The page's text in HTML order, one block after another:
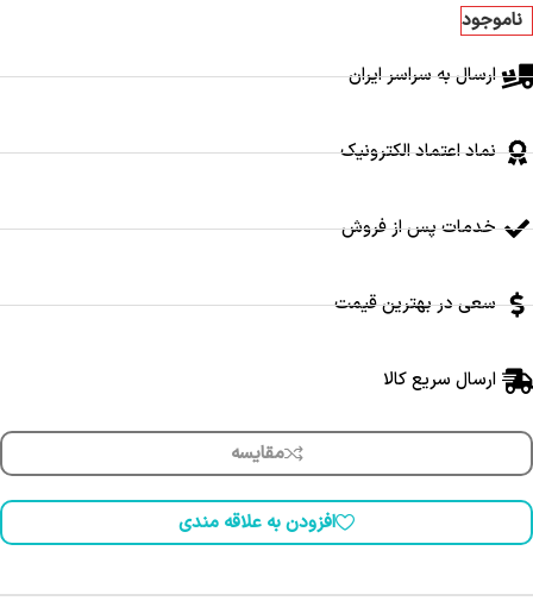
ناموجود
ارسال به سراسر ایران
نماد اعتماد الکترونیک
خدمات پس از فروش
سعی در بهترین قیمت
ارسال سریع کالا
مقایسه
افزودن به علاقه مندی